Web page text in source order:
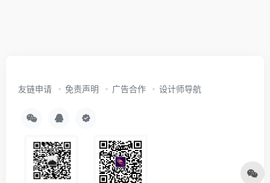
友链申请 免责声明 广告合作 设计师导航